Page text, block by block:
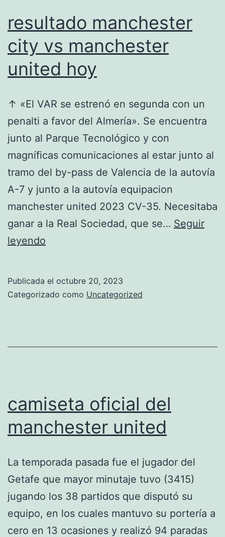
resultado manchester
city vs manchester
united hoy
↑ «El VAR se estrenó en segunda con un
penalti a favor del Almería». Se encuentra
junto al Parque Tecnológico y con
magníficas comunicaciones al estar junto al
tramo del by-pass de Valencia de la autovía
A-7 y junto a la autovía equipacion
manchester united 2023 CV-35. Necesitaba
ganar a la Real Sociedad, que se… Seguir
leyendo
vs
Publicada el octubre 20, 2023
Categorizado como Uncategorized
camiseta oficial del
manchester united
La temporada pasada fue el jugador del
Getafe que mayor minutaje tuvo (3415)
jugando los 38 partidos que disputó su
equipo, en los cuales mantuvo su portería a
cero en 13 ocasiones y realizó 94 paradas